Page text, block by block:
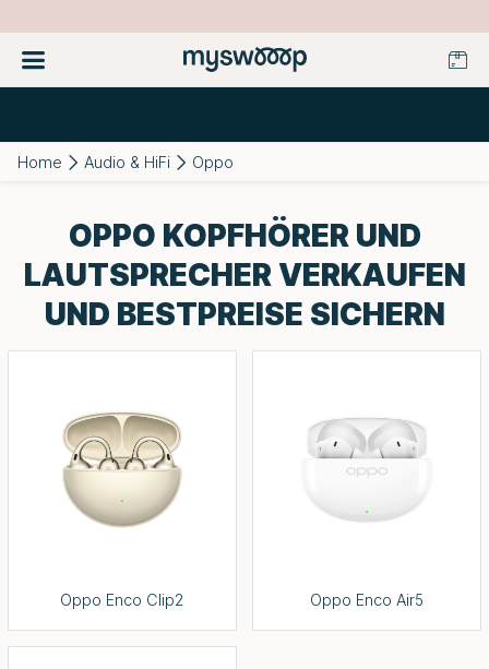
Home Audio & HiFi Oppo
OPPO KOPFHÖRER UND
LAUTSPRECHER VERKAUFEN
UND BESTPREISE SICHERN
Oppo Enco Clip2 Oppo Enco Air5